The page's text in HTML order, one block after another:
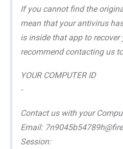
If you cannot find the
mean that your antivirus
is inside that app to recover
recommend contacting us
YOUR COMPUTER ID
-
Contact us with your
Email:
Session: